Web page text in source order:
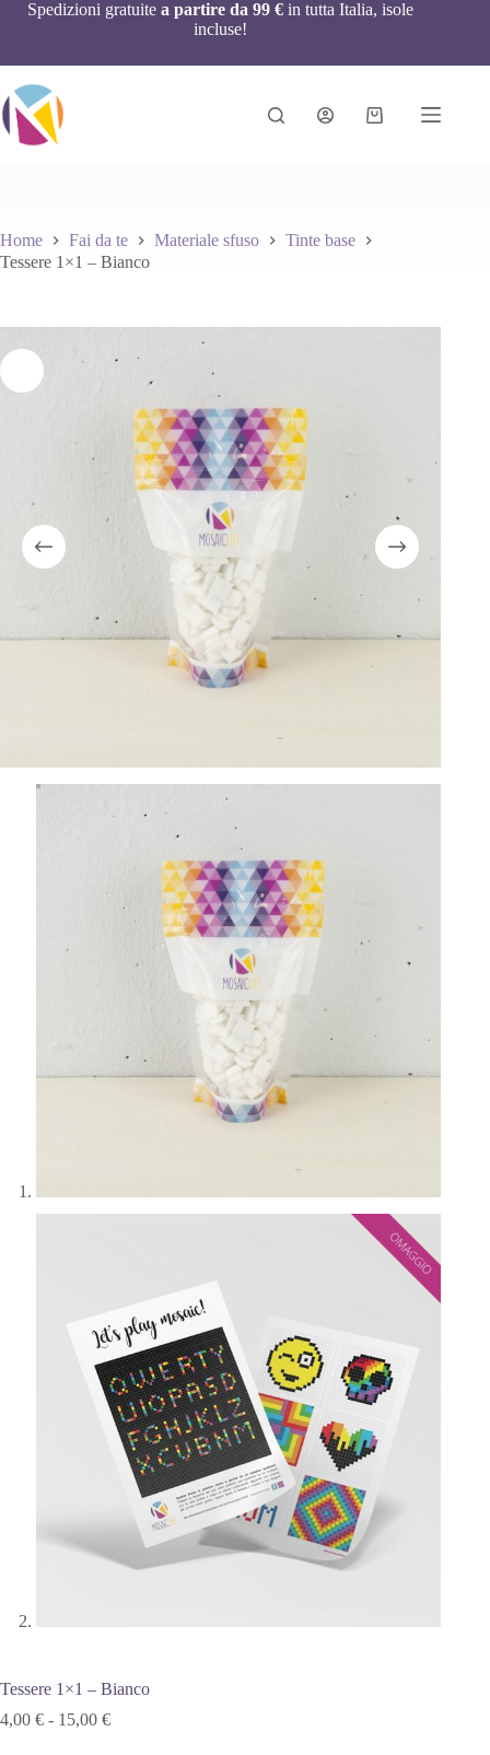
Spedizioni gratuitea partire da 99 € in tutta Italia, isole
incluse!
Home Fai da te Materiale sfuso
Tinte base
Tessere 1×1 – Bianco
Tessere 1×1 – Bianco
4,00 € - 15,00 €